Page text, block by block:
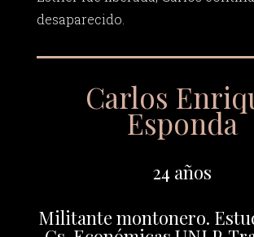
desaparecido.
Carlos
Esponda
24 años
Militante montonero.